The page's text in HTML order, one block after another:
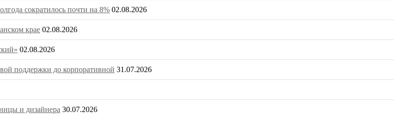
сократилось почти на 8% 02.08.2026
крае 02.08.2026
02.08.2026
поддержки до корпоративной 31.07.2026
и дизайнера 30.07.2026